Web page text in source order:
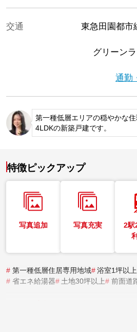
交通 東急田園都市
グリーン
通勤
第一種低層エリアの穏やかな
4LDKの新築戸建です。
特徴ピックアップ
写真追加 写真充実
2駅
# 第一種低層住居専用地域# 浴室1坪以上
# 省エネ給湯器# 土地30坪以上# 前面道